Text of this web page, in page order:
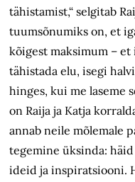
tähistamist,“ selgitab
tuumsõnumiks on, et
kõigest maksimum –
tähistada elu, isegi
hinges, kui me laseme
on Raija ja Katja
annab neile mõlemale
tegemine üksinda:
ideid ja inspiratsiooni.